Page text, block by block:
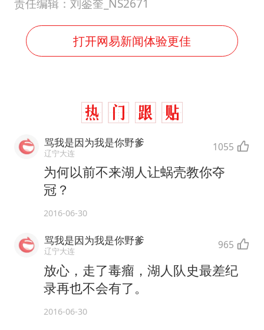
责任编辑：刘銮奎_NS2671
打开网易新闻体验更佳
骂我是因为我是你野爹
辽宁大连 1055
为何以前不来湖人让蜗壳教你夺
冠？
2016-06-30
骂我是因为我是你野爹
辽宁大连 965
放心，走了毒瘤，湖人队史最差纪
录再也不会有了。
2016-06-30